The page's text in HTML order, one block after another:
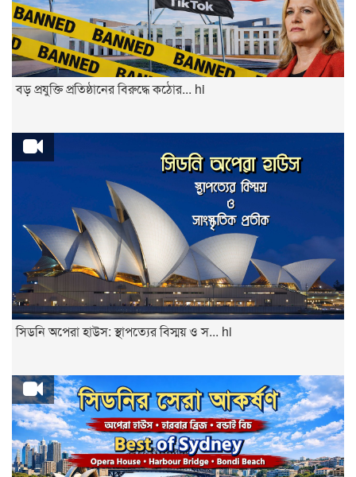
বড় প্রযুক্তি প্রতিষ্ঠানের বিরুদ্ধে কঠোর... hi
সিডনি অপেরা হাউস: স্থাপত্যের বিস্ময় ও স... hi